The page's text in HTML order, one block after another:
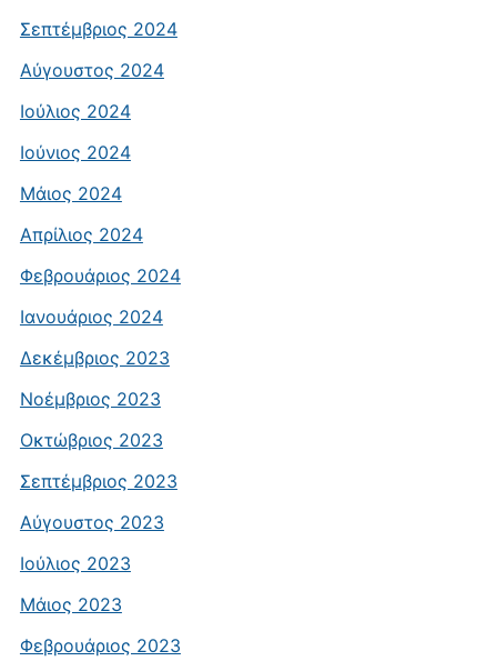
Σεπτέμβριος 2024
Αύγουστος 2024
Ιούλιος 2024
Ιούνιος 2024
Μάιος 2024
Απρίλιος 2024
Φεβρουάριος 2024
Ιανουάριος 2024
Δεκέμβριος 2023
Νοέμβριος 2023
Οκτώβριος 2023
Σεπτέμβριος 2023
Αύγουστος 2023
Ιούλιος 2023
Μάιος 2023
Φεβρουάριος 2023